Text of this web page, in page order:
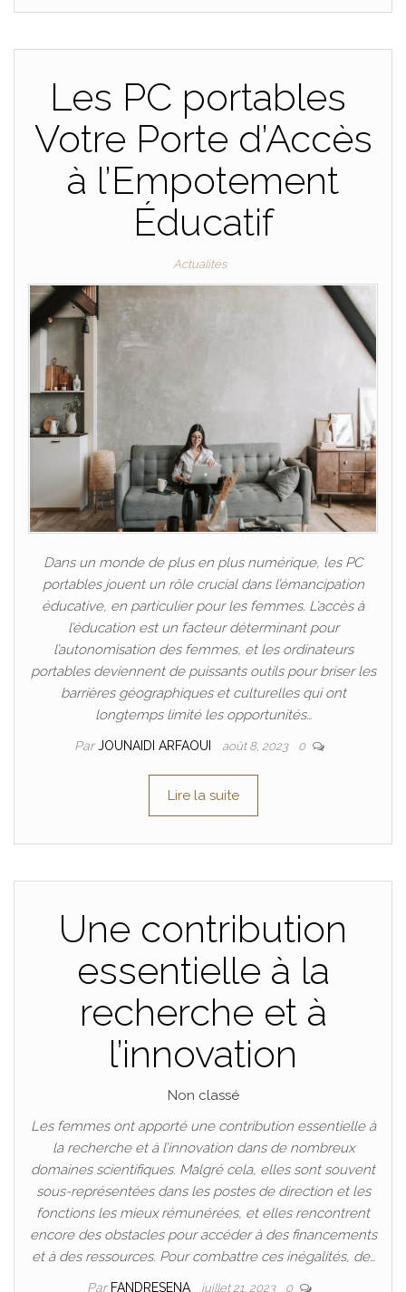
Les PC portables
Votre Porte d’Accès
à l’Empotement
Éducatif
Actualités
Dans un monde de plus en plus numérique, les PC
portables jouent un rôle crucial dans l’émancipation
éducative, en particulier pour les femmes. L’accès à
l’éducation est un facteur déterminant pour
l’autonomisation des femmes, et les ordinateurs
portables deviennent de puissants outils pour briser les
barrières géographiques et culturelles qui ont
longtemps limité les opportunités…
ParJOUNAIDI ARFAOUI août 8, 2023 0
Lire la suite
Une contribution
essentielle à la
recherche et à
l’innovation
Non classé
Les femmes ont apporté une contribution essentielle à
la recherche et à l’innovation dans de nombreux
domaines scientifiques. Malgré cela, elles sont souvent
sous-représentées dans les postes de direction et les
fonctions les mieux rémunérées, et elles rencontrent
encore des obstacles pour accéder à des financements
et à des ressources. Pour combattre ces inégalités, de…
Par FANDRESENA juillet 21, 2023 0